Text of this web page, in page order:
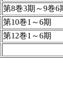
第8巻3期～9巻6
第10巻1～6期
第12巻1～6期